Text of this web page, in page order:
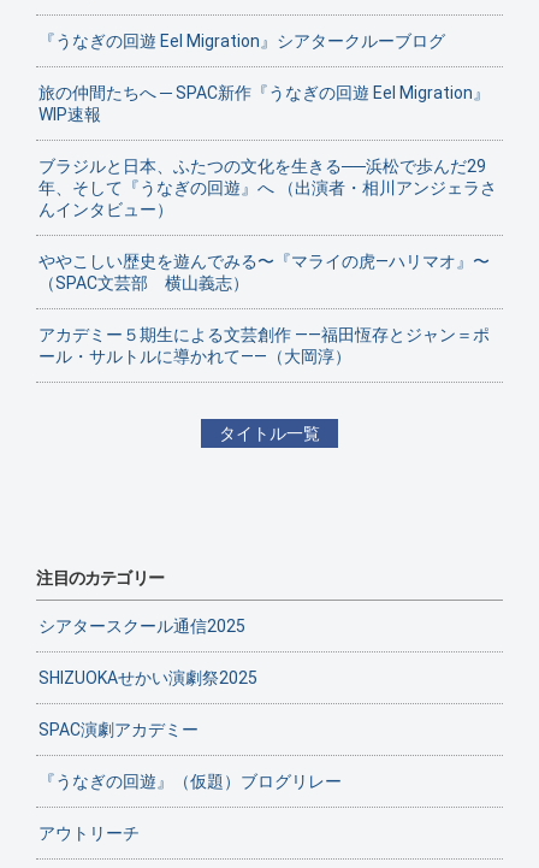
『うなぎの回遊 Eel Migration』シアタークルーブログ
旅の仲間たちへ ─ SPAC新作『うなぎの回遊 Eel Migration』
WIP速報
ブラジルと日本、ふたつの文化を生きる──浜松で歩んだ29
年、そして『うなぎの回遊』へ （出演者・相川アンジェラさ
んインタビュー）
ややこしい歴史を遊んでみる〜『マライの虎—ハリマオ』〜
（SPAC文芸部 横山義志）
アカデミー５期生による文芸創作 ——福田恆存とジャン＝ポ
ール・サルトルに導かれて——（大岡淳）
タイトル一覧
注目のカテゴリー
シアタースクール通信2025
SHIZUOKAせかい演劇祭2025
SPAC演劇アカデミー
『うなぎの回遊』（仮題）ブログリレー
アウトリーチ